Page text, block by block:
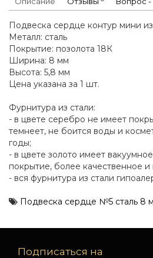
Подвеска сердце контур мини из
Металл: сталь
Покрытие: позолота 18К
Ширина: 8 мм
Высота: 5,8 мм
Цена указана за 1 шт.
Фурнитура из стали:
- в цвете серебро не имеет
темнеет, не боится воды и
годы;
- в цвете золото имеет
покрытие, более качественное и
- вся фурнитура из стали
Подвеска сердце №5 сталь 8
Подписаться на